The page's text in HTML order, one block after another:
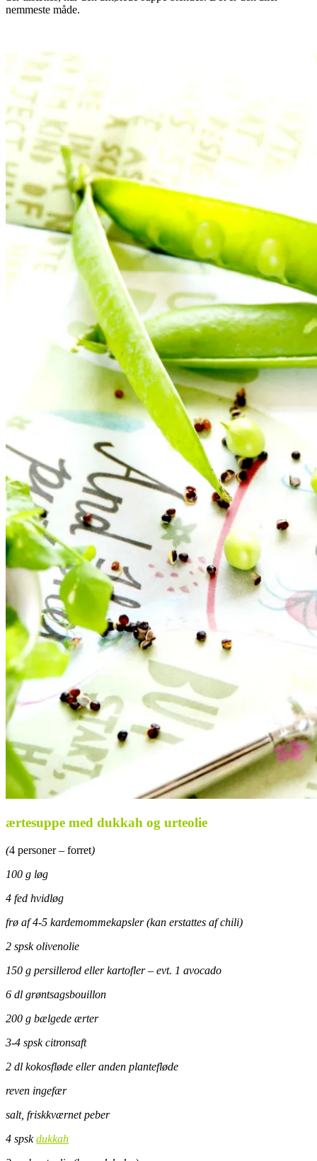
nemmeste måde.
ærtesuppe med dukkah og urteolie
(4 personer – forret)
100 g løg
4 fed hvidløg
frø af 4-5 kardemommekapsler (kan erstattes af chili)
2 spsk olivenolie
150 g persillerod eller kartofler – evt. 1 avocado
6 dl grøntsagsbouillon
200 g bælgede ærter
3-4 spsk citronsaft
2 dl kokosfløde eller anden plantefløde
reven ingefær
salt, friskkværnet peber
4 spskdukkah